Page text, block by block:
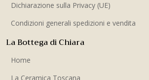
La Bottega di Chiara
Home
La Ceramica Toscana
Dichiarazione sulla Privacy (UE)
Condizioni generali spedizioni e vendita